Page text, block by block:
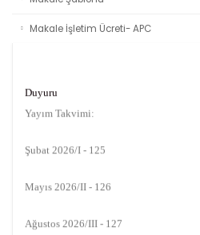
Makale İşletim Ücreti- APC
Duyuru
Yayım Takvimi:
Şubat 2026/I - 125
Mayıs 2026/II - 126
Ağustos 2026/III - 127